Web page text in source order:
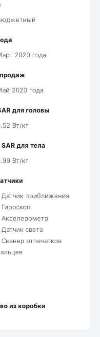
2020 года
2020 года
для головы
Вт/кг
для тела
Вт/кг
Датчик приближения
Акселерометр
света
отпечатков
из коробки